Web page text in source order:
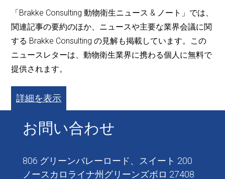
「Brakke Consulting 動物衛生ニュース & ノート」では、
関連記事の要約のほか、ニュースや主要な業界会議に関
する Brakke Consulting の見解も掲載しています。この
ニュースレターは、動物衛生業界に携わる個人に無料で
提供されます。
詳細を表示
お問い合わせ
806 グリーンバレーロード、スイート 200
ノースカロライナ州グリーンズボロ 27408